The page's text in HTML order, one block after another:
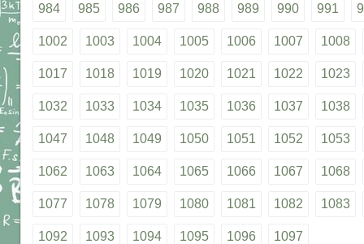
984 985 986 987 988 989 990 991
1002 1003 1004 1005 1006 1007 1008
1017 1018 1019 1020 1021 1022 1023
1032 1033 1034 1035 1036 1037 1038
1047 1048 1049 1050 1051 1052 1053
1062 1063 1064 1065 1066 1067 1068
1077 1078 1079 1080 1081 1082 1083
1092 1093 1094 1095 1096 1097